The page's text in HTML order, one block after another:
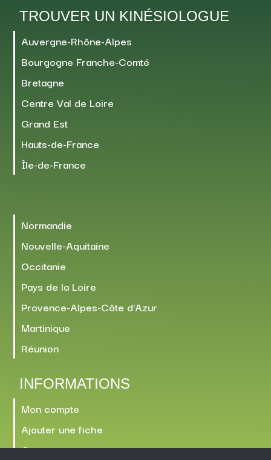
TROUVER UN KINÉSIOLOGUE
Auvergne-Rhône-Alpes
Bourgogne Franche-Comté
Bretagne
Centre Val de Loire
Grand Est
Hauts-de-France
Île-de-France
Normandie
Nouvelle-Aquitaine
Occitanie
Pays de la Loire
Provence-Alpes-Côte d’Azur
Martinique
Réunion
INFORMATIONS
Mon compte
Ajouter une fiche
Contact